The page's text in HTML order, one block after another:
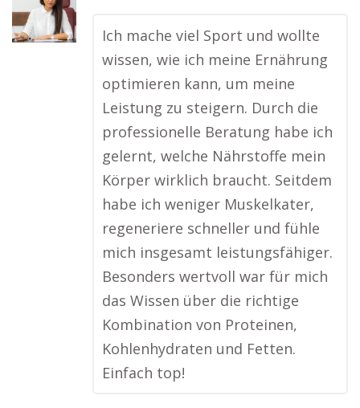
Ich mache viel Sport und wollte
wissen, wie ich meine Ernährung
optimieren kann, um meine
Leistung zu steigern. Durch die
professionelle Beratung habe ich
gelernt, welche Nährstoffe mein
Körper wirklich braucht. Seitdem
habe ich weniger Muskelkater,
regeneriere schneller und fühle
mich insgesamt leistungsfähiger.
Besonders wertvoll war für mich
das Wissen über die richtige
Kombination von Proteinen,
Kohlenhydraten und Fetten.
Einfach top!